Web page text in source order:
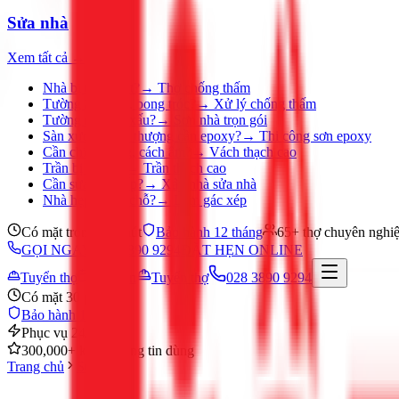
Sửa nhà
Xem tất cả →
Nhà bị thấm dột?
→ Thợ chống thấm
Tường ẩm mốc, bong tróc?
→ Xử lý chống thấm
Tường nhà cũ, xấu?→
Sơn nhà trọn gói
Sàn xưởng, sân thượng cần epoxy?→ Thi công sơn epoxy
Cần chia phòng, cách âm?
→ Vách thạch cao
Trần bị ố, nứt?
Trần thạch cao
Cần sửa nhà gấp?→ Xây nhà sửa nhà
Nhà hẹp, thiếu chỗ?→ Làm gác xép
Có mặt trong 30 phút Bảo hành 12 tháng
65+ thợ chuyên
GỌI NGAY 028 3890 9294
ĐẶT HẸN ONLINE
Tuyển thợ
Tuyển thợ
028 3890 9294
Có mặt 30 phút
Bảo hành 12 tháng
Phục vụ 24/7
300,000+ khách hàng tin dùng
Trang chủ